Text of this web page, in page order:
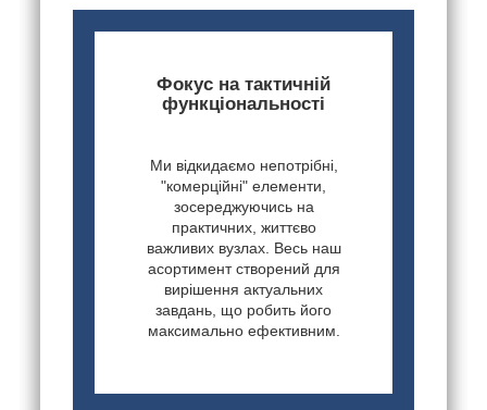
Фокус на тактичній
функціональності
Ми відкидаємо непотрібні,
"комерційні" елементи,
зосереджуючись на
практичних, життєво
важливих вузлах. Весь наш
асортимент створений для
вирішення актуальних
завдань, що робить його
максимально ефективним.